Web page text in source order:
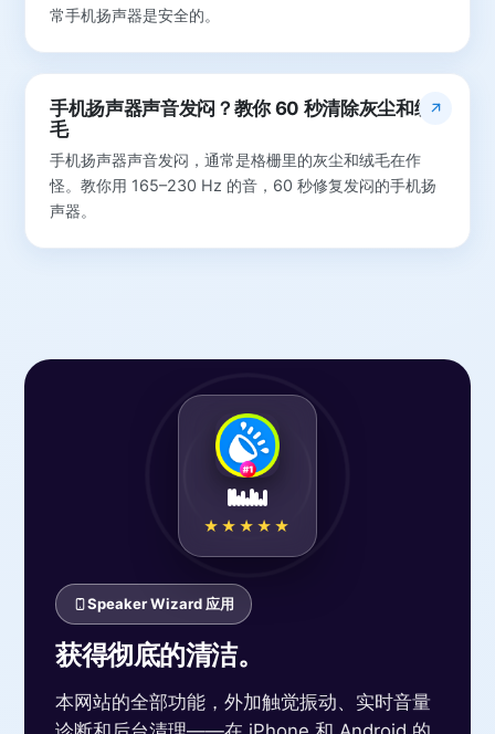
常手机扬声器是安全的。
手机扬声器声音发闷？教你 60 秒清除灰尘和绒
毛
手机扬声器声音发闷，通常是格栅里的灰尘和绒毛在作
怪。教你用 165–230 Hz 的音，60 秒修复发闷的手机扬
声器。
Speaker Wizard 应用
获得彻底的清洁。
本网站的全部功能，外加触觉振动、实时音量
★★★★★